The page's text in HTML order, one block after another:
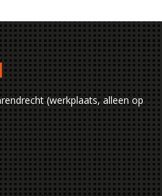
(werkplaats, alleen op